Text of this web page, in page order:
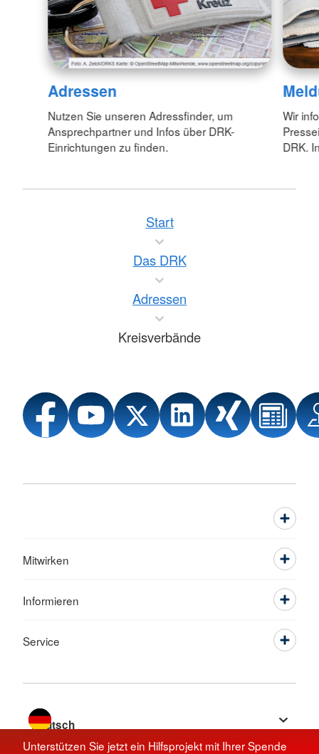
Adressen
Nutzen Sie unseren Adressfinder, um
Ansprechpartner und Infos über DRK-
Einrichtungen zu finden.
Wir
DRK.
Unterstützen Sie jetzt ein Hilfsprojekt mit Ihrer Spende
Start
Das DRK
Adressen
Kreisverbände
Mitwirken
Informieren
Service
Sprache wechseln zu